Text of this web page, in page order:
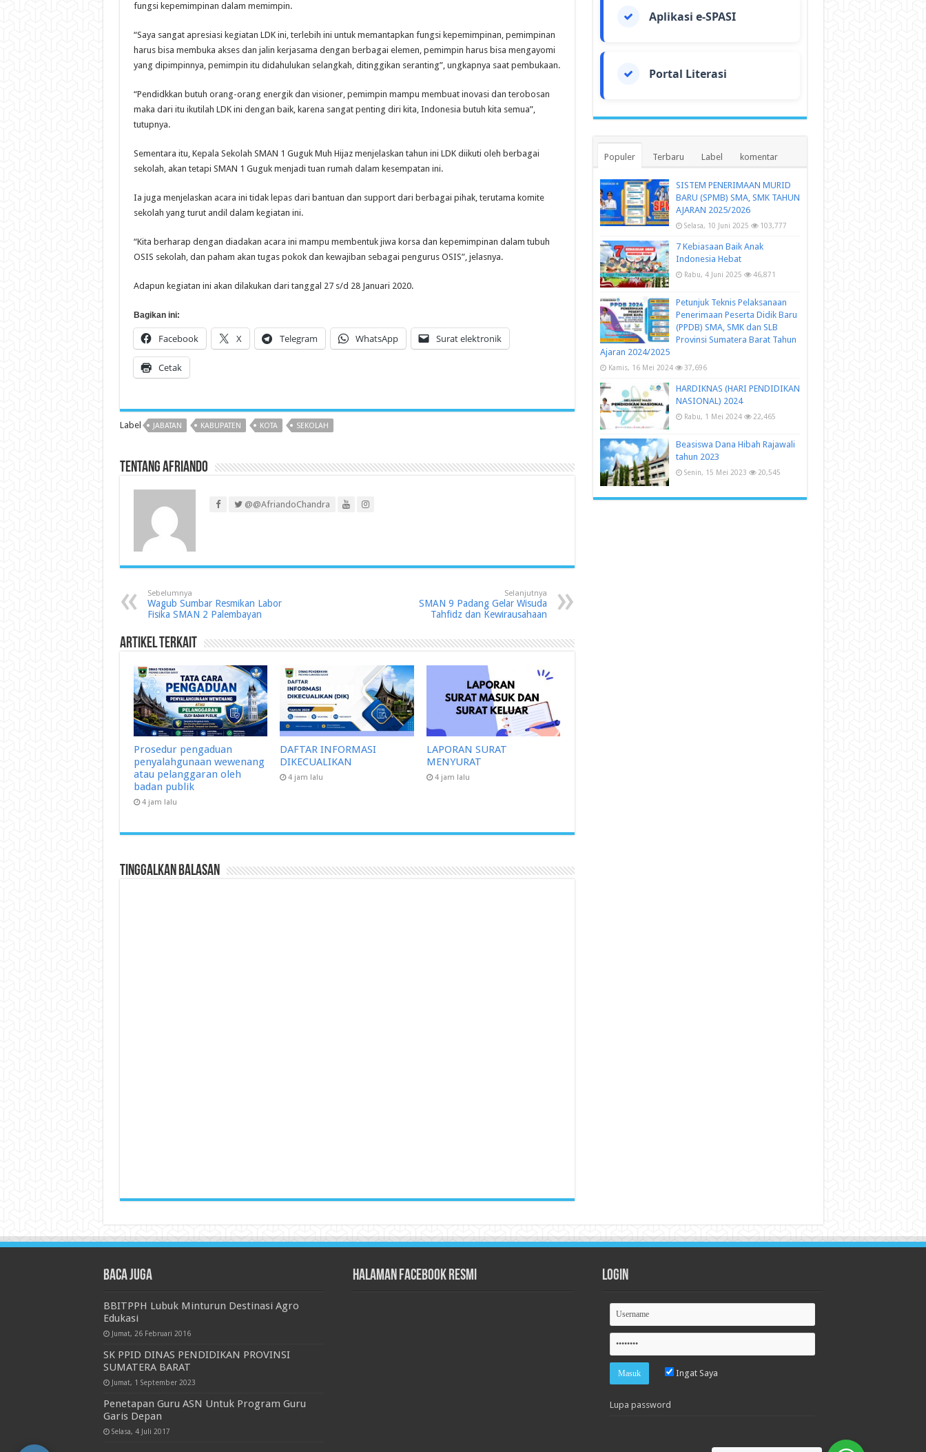
fungsi kepemimpinan dalam memimpin.
“Saya sangat apresiasi kegiatan LDK ini, terlebih ini untuk memantapkan fungsi kepemimpinan, pemimpinan
harus bisa membuka akses dan jalin kerjasama dengan berbagai elemen, pemimpin harus bisa mengayomi
yang dipimpinnya, pemimpin itu didahulukan selangkah, ditinggikan seranting”, ungkapnya saat pembukaan.
“Pendidkkan butuh orang-orang energik dan visioner, pemimpin mampu membuat inovasi dan terobosan
maka dari itu ikutilah LDK ini dengan baik, karena sangat penting diri kita, Indonesia butuh kita semua”,
tutupnya.
Sementara itu, Kepala Sekolah SMAN 1 Guguk Muh Hijaz menjelaskan tahun ini LDK diikuti oleh berbagai
sekolah, akan tetapi SMAN 1 Guguk menjadi tuan rumah dalam kesempatan ini.
Ia juga menjelaskan acara ini tidak lepas dari bantuan dan support dari berbagai pihak, terutama komite
sekolah yang turut andil dalam kegiatan ini.
“Kita berharap dengan diadakan acara ini mampu membentuk jiwa korsa dan kepemimpinan dalam tubuh
OSIS sekolah, dan paham akan tugas pokok dan kewajiban sebagai pengurus OSIS”, jelasnya.
Adapun kegiatan ini akan dilakukan dari tanggal 27 s/d 28 Januari 2020.
Bagikan ini:
Facebook X Telegram WhatsApp Surat elektronik
Cetak
Label JABATAN KABUPATEN KOTA SEKOLAH
Tentang Afriando
@@AfriandoChandra
Sebelumnya
Wagub Sumbar Resmikan Labor
Fisika SMAN 2 Palembayan
Selanjutnya
SMAN 9 Padang Gelar Wisuda
Tahfidz dan Kewirausahaan
Artikel Terkait
Prosedur pengaduan
penyalahgunaan wewenang
atau pelanggaran oleh
badan publik
4 jam lalu
DAFTAR INFORMASI
DIKECUALIKAN
4 jam lalu
LAPORAN SURAT
MENYURAT
4 jam lalu
Tinggalkan Balasan
Aplikasi e-SPASI
Portal Literasi
Populer Terbaru Label komentar
SISTEM PENERIMAAN MURID
BARU (SPMB) SMA, SMK TAHUN
AJARAN 2025/2026
Selasa, 10 Juni 2025 103,777
7 Kebiasaan Baik Anak
Indonesia Hebat
Rabu, 4 Juni 2025 46,871
Petunjuk Teknis Pelaksanaan
Penerimaan Peserta Didik Baru
(PPDB) SMA, SMK dan SLB
Provinsi Sumatera Barat Tahun
Ajaran 2024/2025
Kamis, 16 Mei 2024 37,696
HARDIKNAS (HARI PENDIDIKAN
NASIONAL) 2024
Rabu, 1 Mei 2024 22,465
Beasiswa Dana Hibah Rajawali
tahun 2023
Senin, 15 Mei 2023 20,545
Baca juga
BBITPPH Lubuk Minturun Destinasi Agro
Edukasi
Jumat, 26 Februari 2016
SK PPID DINAS PENDIDIKAN PROVINSI
SUMATERA BARAT
Jumat, 1 September 2023
Penetapan Guru ASN Untuk Program Guru
Garis Depan
Selasa, 4 Juli 2017
Halaman Facebook Resmi Login
Ingat Saya
Lupa password